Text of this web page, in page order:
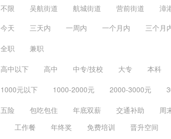
餐饮休闲 金融保险 管理运营 物流贸
轻工工艺 化工制药 摄影影视 能源环保
不限 吴航街道 ​航城街道 ​营前街道 漳
​金峰镇 ​文岭镇 ​梅花镇 ​潭头镇 罗联
今天 三天内 一周内 一个月内
三个月
全职
兼职
高中以下 高中 中专/技校 大专 本科
1000元以下 1000-2000元 2000-3000元
五险 包吃包住 年底双薪 交通补助 周
工作餐 年终奖 免费培训 晋升空间